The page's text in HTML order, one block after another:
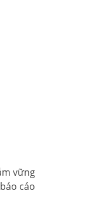
vững
cáo